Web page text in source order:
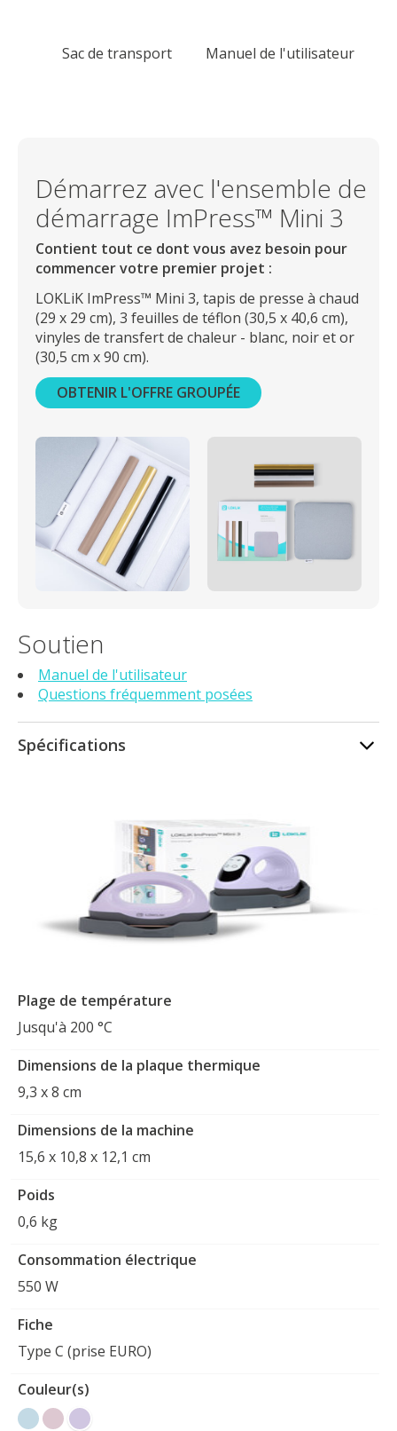
Sac de transport Manuel de l'utilisateur
Démarrez avec l'ensemble de
démarrage ImPress™ Mini 3
Contient tout ce dont vous avez besoin pour
commencer votre premier projet :
LOKLiK ImPress™ Mini 3, tapis de presse à chaud
(29 x 29 cm), 3 feuilles de téflon (30,5 x 40,6 cm),
vinyles de transfert de chaleur - blanc, noir et or
(30,5 cm x 90 cm).
OBTENIR L'OFFRE GROUPÉE
Soutien
Manuel de l'utilisateur
Questions fréquemment posées
Spécifications
Plage de température
Jusqu'à 200 °C
Dimensions de la plaque thermique
9,3 x 8 cm
Dimensions de la machine
15,6 x 10,8 x 12,1 cm
Poids
0,6 kg
Consommation électrique
550 W
Fiche
Type C (prise EURO)
Couleur(s)